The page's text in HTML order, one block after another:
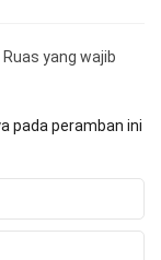
Ruas yang wajib
pada peramban ini